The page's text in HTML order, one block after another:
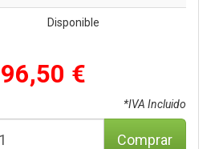
Disponible
96,50 €
*IVA Incluido
Comprar